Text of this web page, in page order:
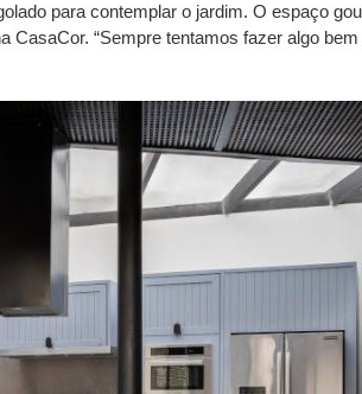
para contemplar o jardim. O espaço
CasaCor. “Sempre tentamos fazer algo